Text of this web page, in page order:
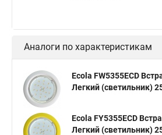
Аналоги по характеристикам
Ecola FW5355ECD
Легкий (светильник)
Ecola FY5355ECD
Легкий (светильник)